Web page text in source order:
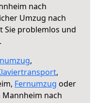
nach
Umzug nach
Sie problemlos und
,
,
Fernumzug oder
Mannheim nach